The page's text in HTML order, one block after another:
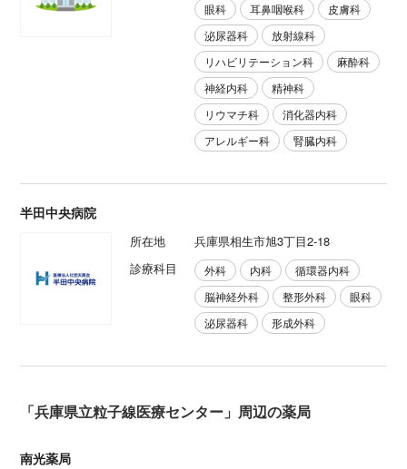
眼科
耳鼻咽喉科
皮膚科
泌尿器科
放射線科
リハビリテーション科
麻酔科
神経内科
精神科
リウマチ科
消化器内科
アレルギー科
腎臓内科
半田中央病院
所在地
兵庫県相生市旭3丁目2-18
診療科目
外科 内科
循環器内科
脳神経外科
整形外科
眼科
泌尿器科
形成外科
「兵庫県立粒子線医療センター」周辺の薬局
南光薬局